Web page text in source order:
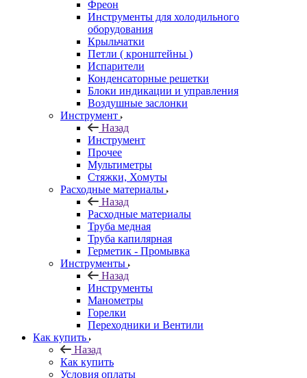
Фреон
Инструменты для холодильного
оборудования
Крыльчатки
Петли ( кронштейны )
Испарители
Конденсаторные решетки
Блоки индикации и управления
Воздушные заслонки
Инструмент
Назад
Инструмент
Прочее
Мультиметры
Стяжки, Хомуты
Расходные материалы
Назад
Расходные материалы
Труба медная
Труба капилярная
Герметик - Промывка
Инструменты
Назад
Инструменты
Манометры
Горелки
Переходники и Вентили
Как купить
Назад
Как купить
Условия оплаты